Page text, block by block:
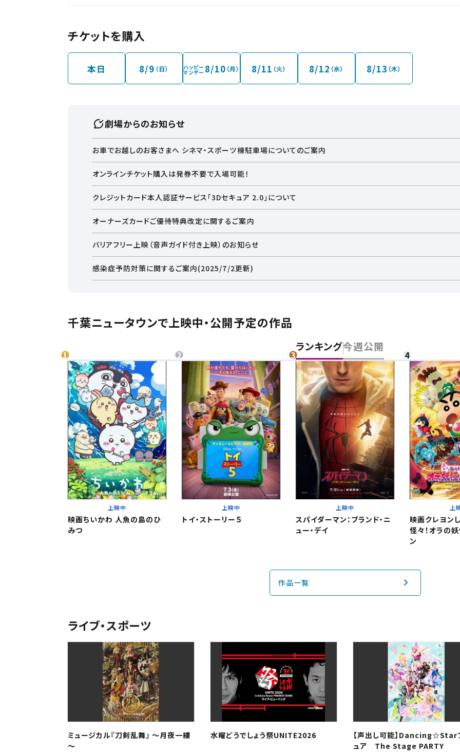
チケット購入
チケットの購入は下記リンクより、ご覧になりたい作品を選択しご購入くだ
上映スケジュールを確認する
その他の劇場を選ぶ
無料のワタシアターライト会員もあります。
予約を確認・変更する
予約を確認する 予約を
閉じる
幕張新都心 守谷
都道府県から選ぶ
北海道
東北
中国・四国
九州
北海道
東北
中国・四国
※飲食売店及び映画グッズ売場に関しましては、最後の作品の上映スタート時間を持って営
チケットを購入
本日 8/9 （日） ハッピー
マンデー 8/10 （月） 8/11 （火） 8/12 （水） 8/13 （木）
劇場からのお知らせ
お車でお越しのお客さまへ シネマ・スポーツ棟駐車場についてのご案内
映画館がございますシネマ・スポーツ棟立体駐車場入口のご案内となります。
10時以前と21時以後につきましては、イオンモール棟やイオン棟への行き来ができませんので、10時より前に上映がは
に上映が終わる回をご鑑賞のお客さまで、お車でお越しの場合はシネマ・スポーツ棟立体駐車場をご利用ください。
また駐車サービスご利用のお客さまは、劇場ご入場時にチケット呈示とごいっしょに、
駐車券のご呈示もお忘れないようにお願いいたします。
入口でスタッフによる認証を実施しないと割引サービスは適用されませんので、
何卒ご注意をお願いいたします。
詳しい駐車場入口案内などは、タイトルをクリックしてご確認ください。
詳細はこちら
オンラインチケット購入は発券不要で入場可能！
クレジットカード本人認証サービス「3Dセキュア 2.0」について
オーナーズカードご優待特典改定に関するご案内
バリアフリー上映（音声ガイド付き上映）のお知らせ
感染症予防対策に関するご案内(2025/7/2更新)
千葉ニュータウンで上映中・公開予定の作品
ランキング今週公開
上映中
映画ちいかわ 人魚の島のひ
みつ
上映中
トイ・ストーリー５
上映中
スパイダーマン：ブランド・ニ
ュー・デイ
上
映画クレヨン
怪々！オラの
ン
作品一覧
ライブ・スポーツ
ミュージカル『刀剣乱舞』 ～月夜一縷
～
水曜どうでしょう祭UNITE2026
【声出し可能】Dancing☆Star
ュア The Stage PARTY
劇場を変更しますか？
劇場を変更すると、STEP2以降で選択いただいた情報は解除されます
上映日を変更しますか？
上映日を変更すると、STEP3以降で選択いただいた情報は解除されま